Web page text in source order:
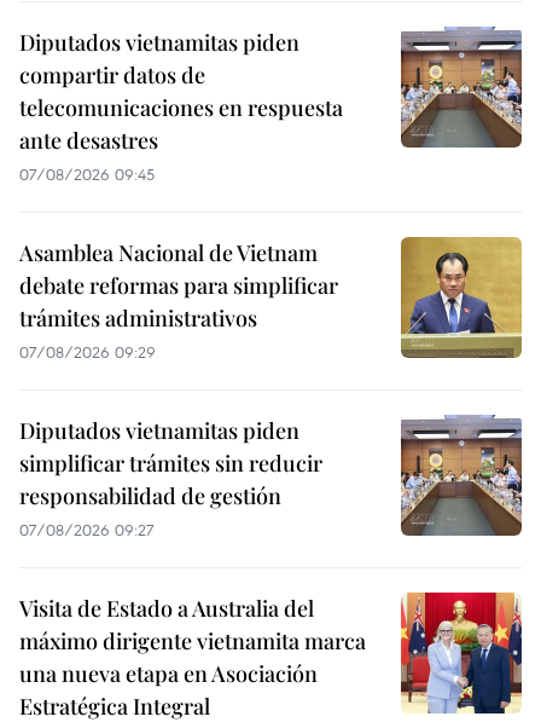
Diputados vietnamitas piden
compartir datos de
telecomunicaciones en respuesta
ante desastres
07/08/2026 09:45
Asamblea Nacional de Vietnam
debate reformas para simplificar
trámites administrativos
07/08/2026 09:29
Diputados vietnamitas piden
simplificar trámites sin reducir
responsabilidad de gestión
07/08/2026 09:27
Visita de Estado a Australia del
máximo dirigente vietnamita marca
una nueva etapa en Asociación
Estratégica Integral